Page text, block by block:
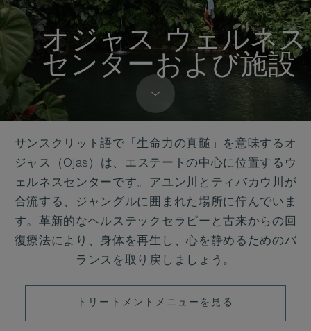
オジャス ウェルネス
センターおよび施設
サンスクリット語で「生命力の真髄」を意味するオ
ジャス（Ojas）は、エステートの中心に位置するウ
ェルネスセンターです。アユン川とティバカウ川が
合流する、ジャングルに囲まれた場所に佇んでいま
す。革新的なヘルステックセラピーと古来からの回
復療法により、身体を再生し、心を静めるためのバ
ランスを取り戻しましょう。
ト
リ
トリートメントメニューを見る